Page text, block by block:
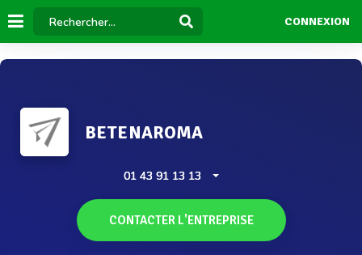
CONNEXION
BETENAROMA
01 43 91 13 13
CONTACTER L'ENTREPRISE